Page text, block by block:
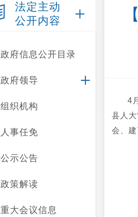
法定主动
公开内容
政府信息公开目录
政府领导
组织机构
人事任免
公示公告
政策解读
重大会议信息
4
县人
会、